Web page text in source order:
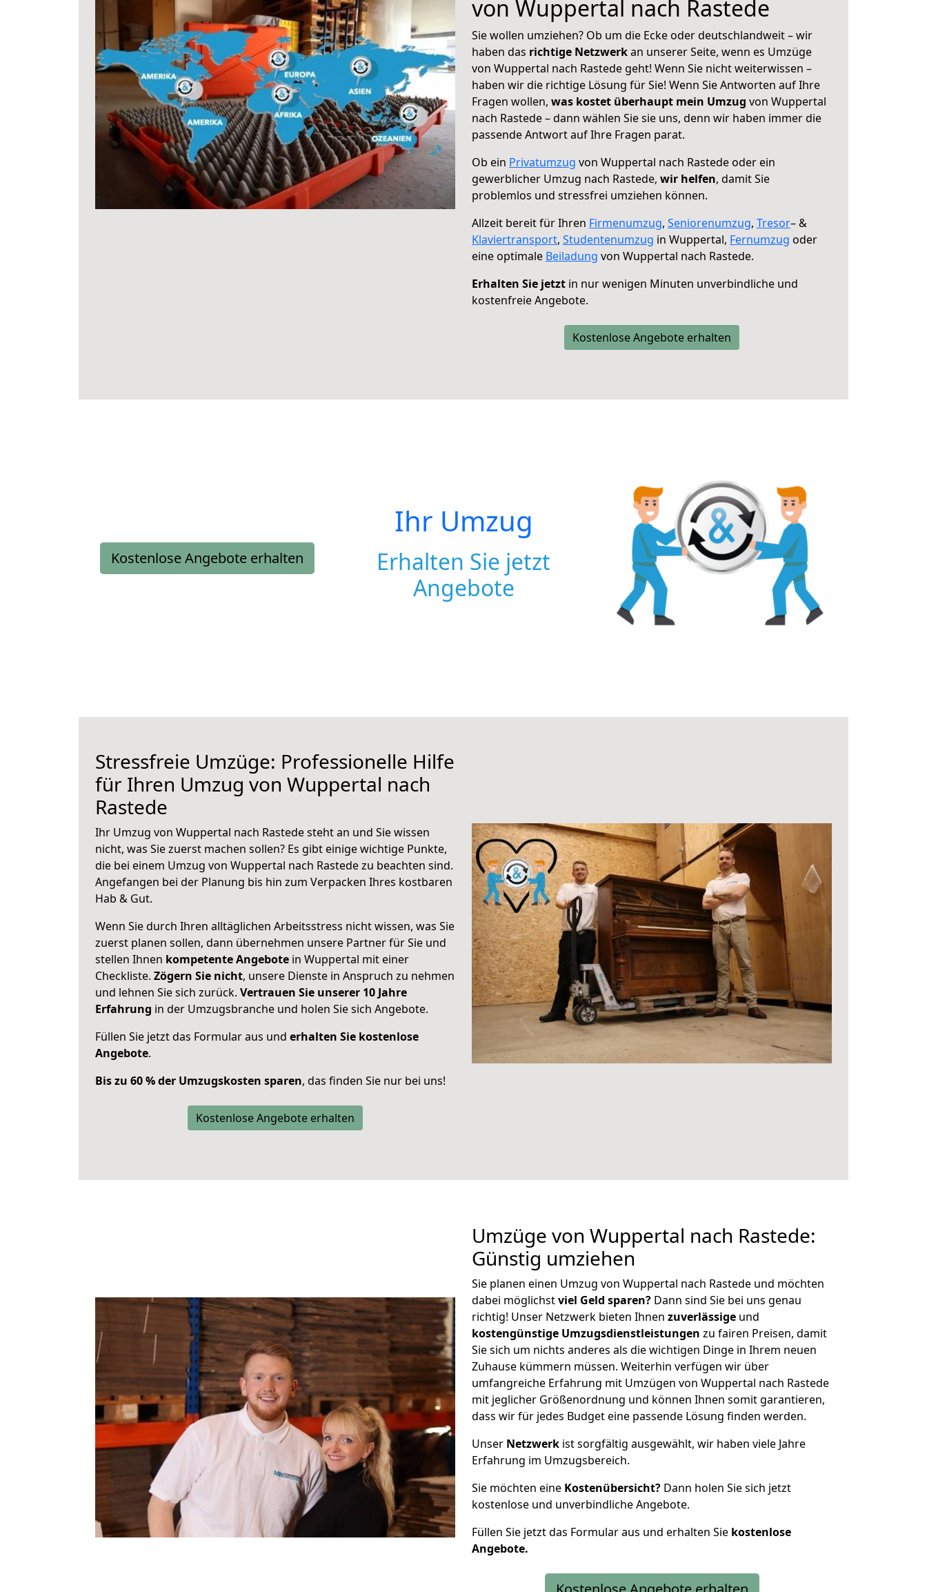
von Wuppertal nach Rastede
Sie wollen umziehen? Ob um die Ecke oder deutschlandweit – wir
haben das richtige Netzwerkan unserer Seite, wenn es Umzüge
von Wuppertal nach Rastede geht! Wenn Sie nicht weiterwissen –
haben wir die richtige Lösung für Sie! Wenn Sie Antworten auf Ihre
Fragen wollen, was kostet überhaupt mein Umzug von Wuppertal
nach Rastede – dann wählen Sie sie uns, denn wir haben immer die
passende Antwort auf Ihre Fragen parat.
Ob ein Privatumzug von Wuppertal nach Rastede oder ein
gewerblicher Umzug nach Rastede, wir helfen, damit Sie
problemlos und stressfrei umziehen können.
Allzeit bereit für Ihren Firmenumzug, Seniorenumzug, Tresor– &
Klaviertransport, Studentenumzug in Wuppertal, Fernumzug oder
eine optimale Beiladung von Wuppertal nach Rastede.
Erhalten Sie jetzt in nur wenigen Minuten unverbindliche und
kostenfreie Angebote.
Kostenlose Angebote erhalten
Kostenlose Angebote erhalten
Ihr Umzug
Erhalten Sie jetzt
Angebote
Stressfreie Umzüge: Professionelle Hilfe
für Ihren Umzug von Wuppertal nach
Rastede
Ihr Umzug von Wuppertal nach Rastede steht an und Sie wissen
nicht, was Sie zuerst machen sollen? Es gibt einige wichtige Punkte,
die bei einem Umzug von Wuppertal nach Rastede zu beachten sind.
Angefangen bei der Planung bis hin zum Verpacken Ihres kostbaren
Hab & Gut.
Wenn Sie durch Ihren alltäglichen Arbeitsstress nicht wissen, was Sie
zuerst planen sollen, dann übernehmen unsere Partner für Sie und
stellen Ihnen kompetente Angebote in Wuppertal mit einer
Checkliste. Zögern Sie nicht, unsere Dienste in Anspruch zu nehmen
und lehnen Sie sich zurück. Vertrauen Sie unserer 10 Jahre
Erfahrung in der Umzugsbranche und holen Sie sich Angebote.
Füllen Sie jetzt das Formular aus und erhalten Sie kostenlose
Angebote.
Bis zu 60 % der Umzugskosten sparen, das finden Sie nur bei uns!
Kostenlose Angebote erhalten
Umzüge von Wuppertal nach Rastede:
Günstig umziehen
Sie planen einen Umzug von Wuppertal nach Rastede und möchten
dabei möglichstviel Geld sparen? Dann sind Sie bei uns genau
richtig! Unser Netzwerk bieten Ihnen zuverlässige und
kostengünstige Umzugsdienstleistungen zu fairen Preisen, damit
Sie sich um nichts anderes als die wichtigen Dinge in Ihrem neuen
Zuhause kümmern müssen. Weiterhin verfügen wir über
umfangreiche Erfahrung mit Umzügen von Wuppertal nach Rastede
mit jeglicher Größenordnung und können Ihnen somit garantieren,
dass wir für jedes Budget eine passende Lösung finden werden.
Unser Netzwerk ist sorgfältig ausgewählt, wir haben viele Jahre
Erfahrung im Umzugsbereich.
Sie möchten eine Kostenübersicht? Dann holen Sie sich jetzt
kostenlose und unverbindliche Angebote.
Füllen Sie jetzt das Formular aus und erhalten Sie kostenlose
Angebote.